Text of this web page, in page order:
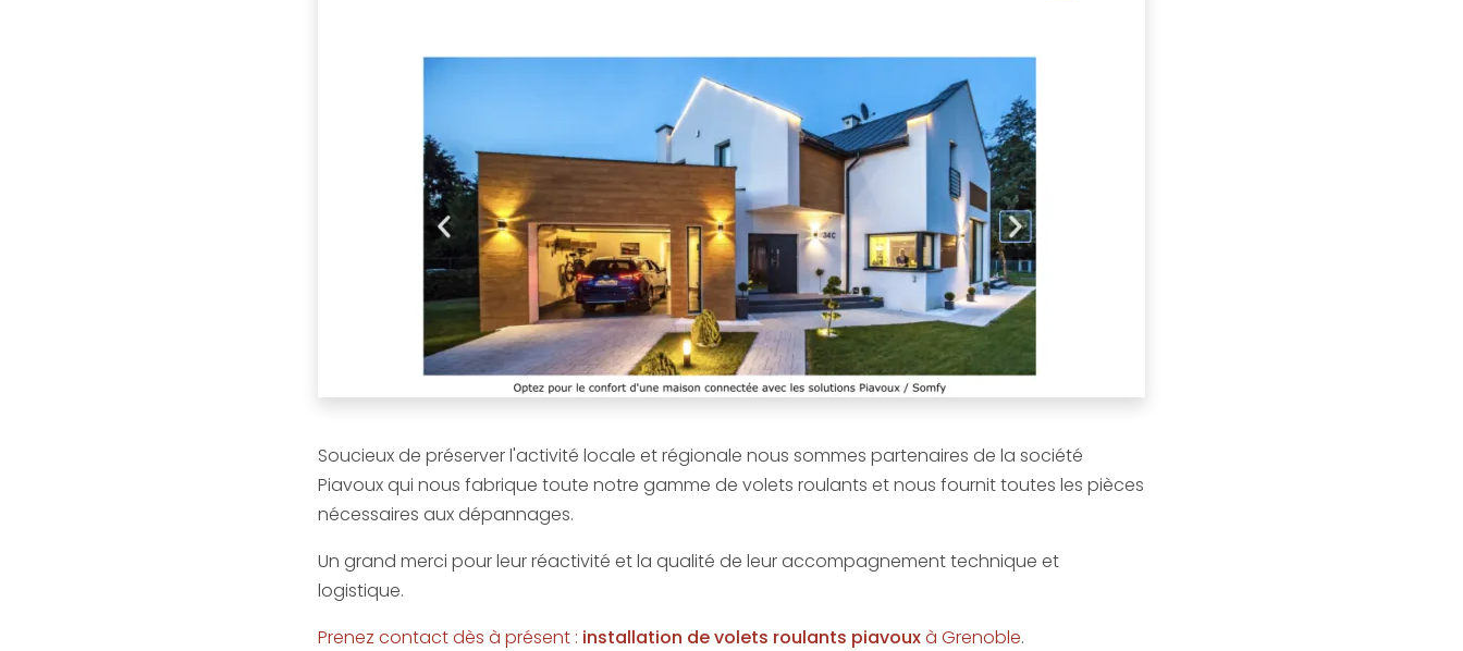
Soucieux de préserver l'activité locale et régionale nous sommes partenaires de la société
Piavoux qui nous fabrique toute notre gamme de volets roulants et nous fournit toutes les pièces
nécessaires aux dépannages.
Un grand merci pour leur réactivité et la qualité de leur accompagnement technique et
logistique.
Prenez contact dès à présent : installation de volets roulants piavouxà Grenoble.